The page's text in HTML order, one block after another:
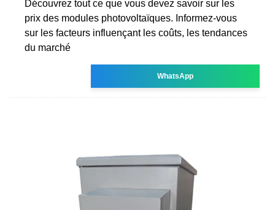
Découvrez tout ce que vous devez savoir sur les
prix des modules photovoltaïques. Informez-vous
sur les facteurs influençant les coûts, les tendances
du marché
WhatsApp